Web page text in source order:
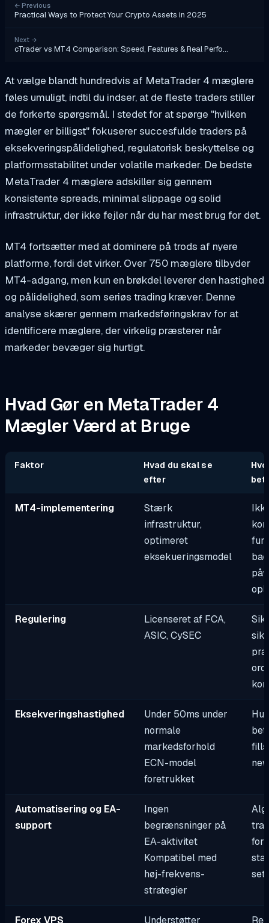
← Previous
Practical Ways to Protect Your Crypto Assets in 2025
Next →
cTrader vs MT4 Comparison: Speed, Features & Real Perfo…
At vælge blandt hundredvis af MetaTrader 4 mæglere
føles umuligt, indtil du indser, at de fleste traders stiller
de forkerte spørgsmål. I stedet for at spørge "hvilken
mægler er billigst" fokuserer succesfulde traders på
eksekveringspålidelighed, regulatorisk beskyttelse og
platformsstabilitet under volatile markeder. De bedste
MetaTrader 4 mæglere adskiller sig gennem
konsistente spreads, minimal slippage og solid
infrastruktur, der ikke fejler når du har mest brug for det.
MT4 fortsætter med at dominere på trods af nyere
platforme, fordi det virker. Over 750 mæglere tilbyder
MT4-adgang, men kun en brøkdel leverer den hastighed
og pålidelighed, som seriøs trading kræver. Denne
analyse skærer gennem markedsføringskrav for at
identificere mæglere, der virkelig præsterer når
markeder bevæger sig hurtigt.
Hvad Gør en MetaTrader 4
Mægler Værd at Bruge
Faktor
Hvad du skal se
efter
MT4-implementering
Stærk
infrastruktur,
optimeret
eksekueringsmodel
Regulering
Licenseret af FCA,
ASIC, CySEC
Eksekveringshastighed
Under 50ms under
normale
markedsforhold
ECN-model
foretrukket
Automatisering og EA-
support
Ingen
begrænsninger på
EA-aktivitet
Kompatibel med
høj-frekvens-
strategier
for
Forex VPS Understøtter